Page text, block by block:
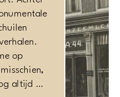
op
altijd …